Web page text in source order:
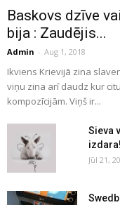
Baskovs dzīve
bija : Zaudējis...
Admin - Aug 1, 2018
Ikviens Krievijā zina
viņu zina arī daudz kur
kompozīcijām. Viņš ir...
Sieva
izdara!
Jūl 21,